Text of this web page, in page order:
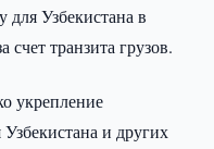
для Узбекистана в
счет транзита грузов.
укрепление
и других